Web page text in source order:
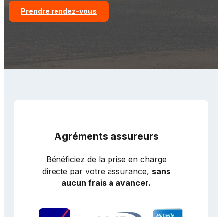
Prendre rendez-vous
Agréments assureurs
Bénéficiez de la prise en charge
directe par votre assurance, sans
aucun frais à avancer.